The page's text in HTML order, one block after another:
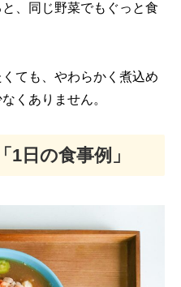
、同じ野菜でもぐっと食
ても、やわらかく煮込め
くありません。
1日の食事例」